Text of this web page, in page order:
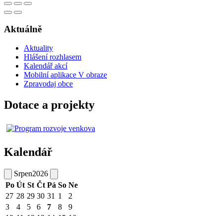
Aktuálně
Aktuality
Hlášení rozhlasem
Kalendář akcí
Mobilní aplikace V obraze
Zpravodaj obce
Dotace a projekty
Kalendář
Srpen2026
Po Út St Čt Pá So Ne
27 28 29 30 31 1
2
3
4 5 6 7 8
9